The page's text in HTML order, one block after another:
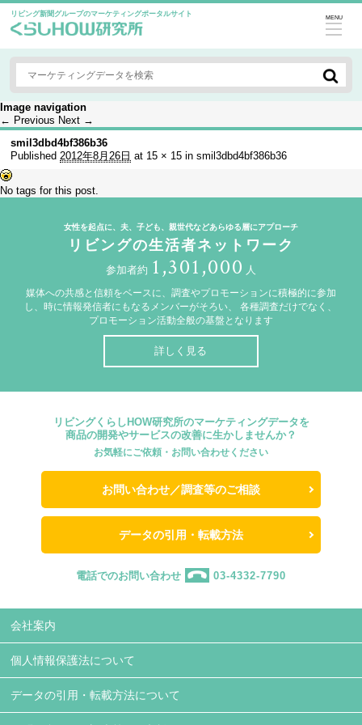
リビング新聞グループのマーケティングポータルサイト MENU
Image navigation
← Previous Next →
smil3dbd4bf386b36
Published2012年8月26日 at 15 × 15 insmil3dbd4bf386b36
No tags for this post.
女性を起点に、夫、子ども、親世代などあらゆる層にアプローチ
リビングの生活者ネットワーク
参加者約 1,301,000 人
媒体への共感と信頼をベースに、調査やプロモーションに積極的に参加
し、時に情報発信者にもなるメンバーがそろい、
各種調査だけでなく、
プロモーション活動全般の基盤となります
詳しく見る
リビングくらしHOW研究所のマーケティングデータを
商品の開発やサービスの改善に生かしませんか？
お気軽にご依頼・お問い合わせください
お問い合わせ／調査等のご相談
データの引用・転載方法
電話でのお問い合わせ 03-4332-7790
会社案内
個人情報保護法について
データの引用・転載方法について